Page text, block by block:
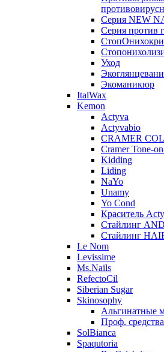
Серия NEW
Серия против
Уход
Экоманикюр
ItalWax
Kemon
Actyva
Actyvabio
CRAMER
Cramer Tone-
Kidding
Liding
NaYo
Unamy
Yo Cond
Краситель
Стайлинг AND
Стайлинг
Le Nom
Levissime
Ms.Nails
RefectoCil
Siberian Sugar
Skinosophy
Альгинатные
Проф. средства
SolBianca
Spaqutoria